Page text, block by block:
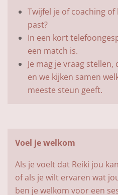
Twijfel je of coaching
past?
In een kort
een match is.
Je mag je vraag
en we kijken samen
meeste steun geeft.
Voel je welkom
Als je voelt dat Reiki jou
of als je wilt ervaren wat
ben je welkom voor een